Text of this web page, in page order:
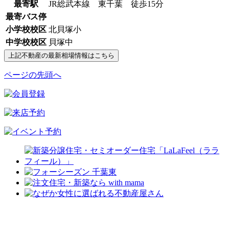
最寄駅
JR総武本線 東千葉 徒歩15分
最寄バス停
小学校校区 北貝塚小
中学校校区 貝塚中
ページの先頭へ